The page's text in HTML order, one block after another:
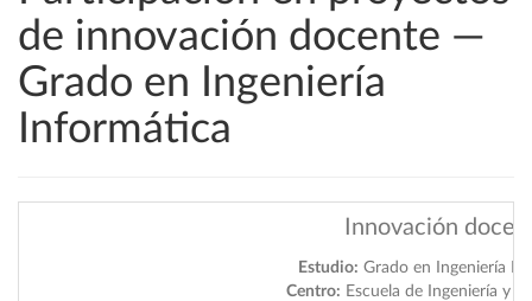
de innovación docente —
Grado en Ingeniería
Informática
Innovación
Estudio: Grado en Ingeniería
Centro: Escuela de Ingeniería y